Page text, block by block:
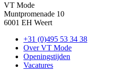
VT Mode
Muntpromenade 10
6001 EH Weert
+31 (0)495 53 34 38
Over VT Mode
Openingstijden
Vacatures